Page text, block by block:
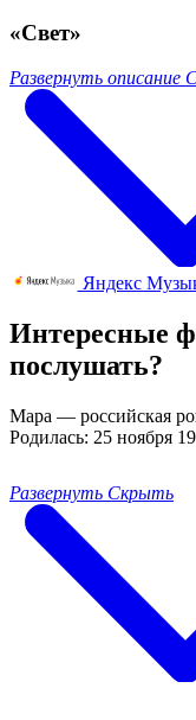
«Свет»
Развернуть описание
Яндекс
Интересные
послушать?
Мара — российская
Родилась: 25 ноября
Развернуть Скрыть